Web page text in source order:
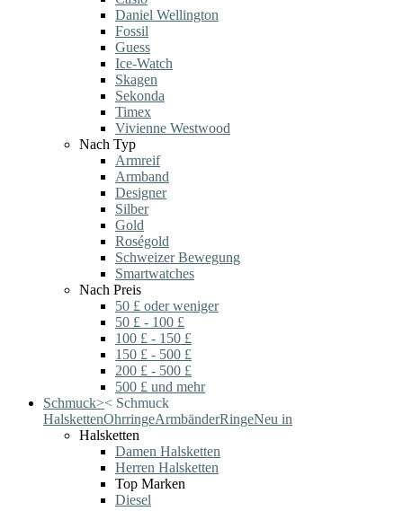
Daniel Wellington
Fossil
Guess
Ice-Watch
Skagen
Sekonda
Timex
Vivienne Westwood
Nach Typ
Armreif
Armband
Designer
Silber
Gold
Roségold
Schweizer Bewegung
Smartwatches
Nach Preis
50 £ oder weniger
50 £ - 100 £
100 £ - 150 £
150 £ - 500 £
200 £ - 500 £
500 £ und mehr
Schmuck>< Schmuck
HalskettenOhrringeArmbänderRingeNeu in
Halsketten
Damen Halsketten
Herren Halsketten
Top Marken
Diesel